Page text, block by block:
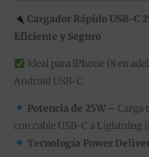
Cargador Rápido USB-C
Eficiente y Seguro
Ideal para iPhone (8 en
Android USB-C
Potencia de 25W– Carga
con cable USB-C a Lightning
Tecnología Power